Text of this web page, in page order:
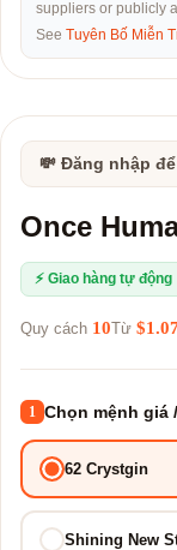
suppliers or publicly
See Tuyên Bố Miễn
💸 Đăng nhập
Once
⚡ Giao hàng tự động
Quy cách 10Từ
1 Chọn mệnh giá
62 Crystgin
Shining New